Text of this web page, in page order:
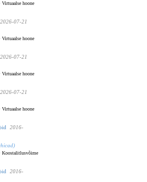
Virtuaalse hoone
2026-07-21
Virtuaalse hoone
2026-07-21
Virtuaalse hoone
2026-07-21
Virtuaalse hoone
2016-
Koostalitlusvõime
2016-